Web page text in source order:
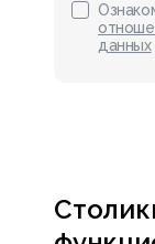
данных